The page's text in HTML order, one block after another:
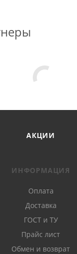
АКЦИИ
ИНФОРМАЦИЯ
Оплата
Доставка
ГОСТ и ТУ
Прайс лист
Обмен и возврат